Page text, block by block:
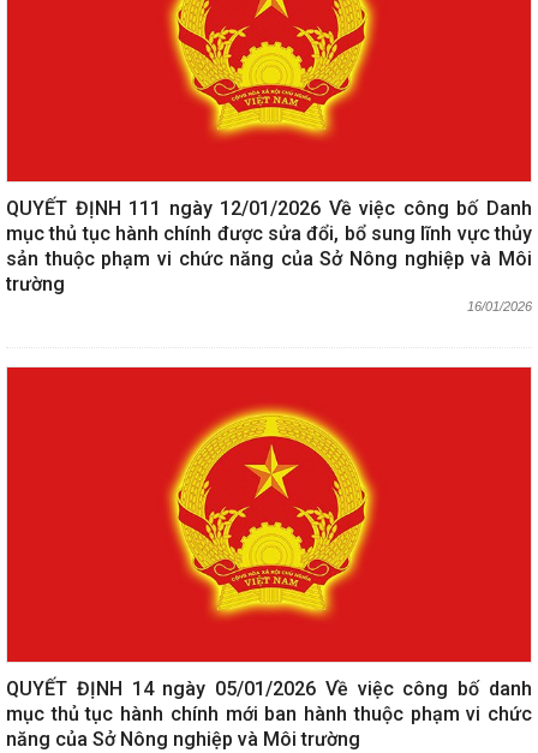
QUYẾT ĐỊNH 111 ngày 12/01/2026 Về việc công bố Danh
mục thủ tục hành chính được sửa đổi, bổ sung lĩnh vực thủy
sản thuộc phạm vi chức năng của Sở Nông nghiệp và Môi
trường
16/01/2026
QUYẾT ĐỊNH 14 ngày 05/01/2026 Về việc công bố danh
mục thủ tục hành chính mới ban hành thuộc phạm vi chức
năng của Sở Nông nghiệp và Môi trường